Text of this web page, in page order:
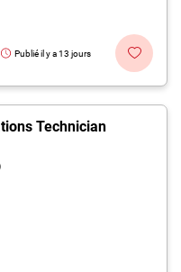
Publié il y a 13 jours
Technician